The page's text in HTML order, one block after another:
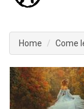
Home Come